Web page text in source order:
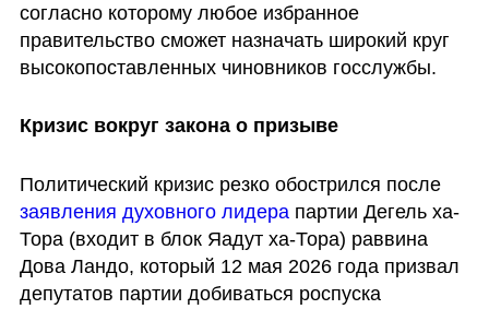
согласно которому любое избранное
правительство сможет назначать широкий круг
высокопоставленных чиновников госслужбы.
Кризис вокруг закона о призыве
Политический кризис резко обострился после
заявления духовного лидера партии Дегель ха-
Тора (входит в блок Яадут ха-Тора) раввина
Дова Ландо, который 12 мая 2026 года призвал
депутатов партии добиваться роспуска